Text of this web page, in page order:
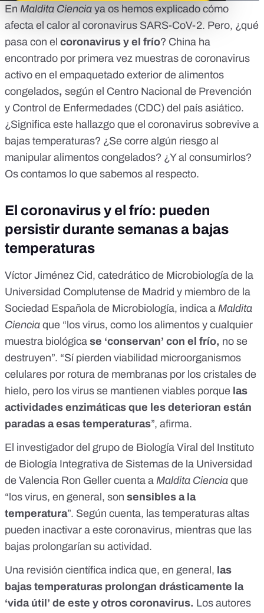
En Maldita Ciencia ya os hemos explicado cómo
afecta el calor al coronavirus SARS-CoV-2. Pero, ¿qué
pasa con el coronavirus y el frío? China ha
encontrado por primera vez muestras de coronavirus
activo en el empaquetado exterior de alimentos
congelados, según el Centro Nacional de Prevención
y Control de Enfermedades (CDC) del país asiático.
¿Significa este hallazgo que el coronavirus sobrevive a
bajas temperaturas? ¿Se corre algún riesgo al
manipular alimentos congelados? ¿Y al consumirlos?
Os contamos lo que sabemos al respecto.
El coronavirus y el frío: pueden
persistir durante semanas a bajas
temperaturas
Víctor Jiménez Cid, catedrático de Microbiología de la
Universidad Complutense de Madrid y miembro de la
Sociedad Española de Microbiología, indica a Maldita
Ciencia que “los virus, como los alimentos y cualquier
muestra biológica se ‘conservan’ con el frío, no se
destruyen”. “Sí pierden viabilidad microorganismos
celulares por rotura de membranas por los cristales de
hielo, pero los virus se mantienen viables porque las
actividades enzimáticas que les deterioran están
paradas a esas temperaturas”, afirma.
El investigador del grupo de Biología Viral del Instituto
de Biología Integrativa de Sistemas de la Universidad
de Valencia Ron Geller cuenta a Maldita Ciencia que
“los virus, en general, son sensibles a la
temperatura”. Según cuenta, las temperaturas altas
pueden inactivar a este coronavirus, mientras que las
bajas prolongarían su actividad.
Una revisión científica indica que, en general, las
bajas temperaturas prolongan drásticamente la
‘vida útil’ de este y otros coronavirus. Los autores